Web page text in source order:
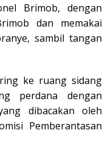
Brimob, dengan
dan memakai
sambil tangan
ke ruang sidang
perdana dengan
dibacakan oleh
Pemberantasan